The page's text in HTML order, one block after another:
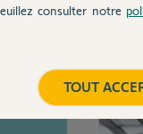
consulter notre
TOUT